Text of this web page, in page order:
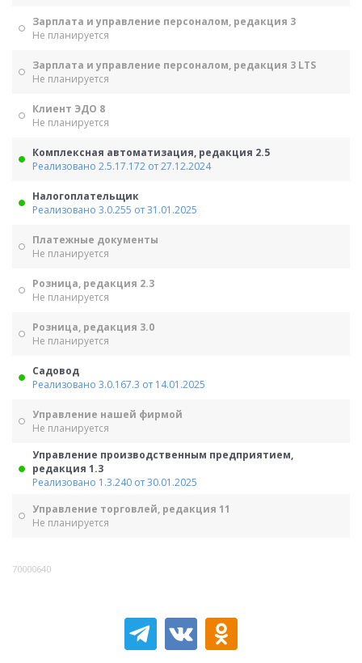
Зарплата и управление персоналом, редакция 3
Не планируется
Зарплата и управление персоналом, редакция 3 LTS
Не планируется
Клиент ЭДО 8
Не планируется
Комплексная автоматизация, редакция 2.5
Реализовано 2.5.17.172 от 27.12.2024
Налогоплательщик
Реализовано 3.0.255 от 31.01.2025
Платежные документы
Не планируется
Розница, редакция 2.3
Не планируется
Розница, редакция 3.0
Не планируется
Садовод
Реализовано 3.0.167.3 от 14.01.2025
Управление нашей фирмой
Не планируется
Управление производственным предприятием,
редакция 1.3
Реализовано 1.3.240 от 30.01.2025
Управление торговлей, редакция 11
Не планируется
70000640